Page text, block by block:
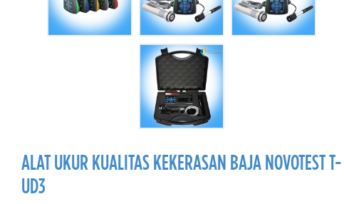
ALAT UKUR KUALITAS KEKERASAN BAJA NOVOTEST T-
UD3